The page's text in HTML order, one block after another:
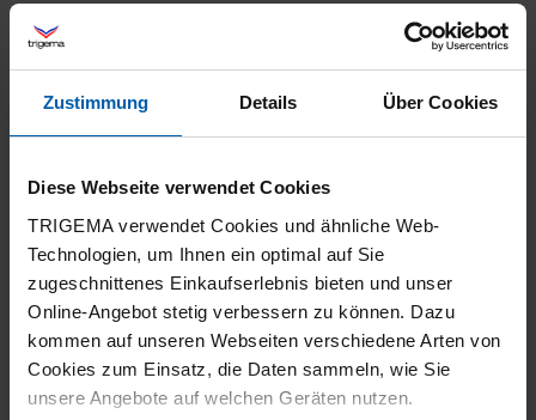
Zustimmung Details Über Cookies
Diese Webseite verwendet Cookies
TRIGEMA verwendet Cookies und ähnliche Web-
Technologien, um Ihnen ein optimal auf Sie
zugeschnittenes Einkaufserlebnis bieten und unser
Online-Angebot stetig verbessern zu können. Dazu
kommen auf unseren Webseiten verschiedene Arten von
Cookies zum Einsatz, die Daten sammeln, wie Sie
unsere Angebote auf welchen Geräten nutzen.
2 Sterne
0
1 Stern
0
Filter zurücksetzen
5
Größe passt, Qualität super